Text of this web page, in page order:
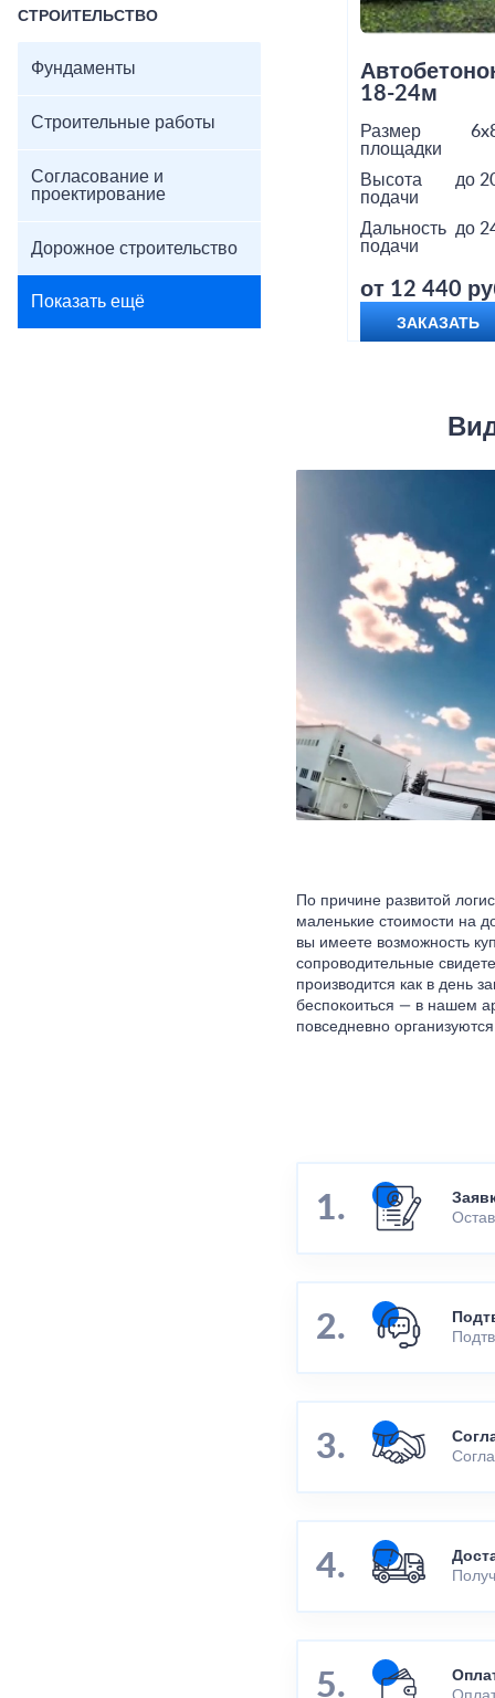
СТРОИТЕЛЬСТВО
Фундаменты
Строительные работы
Согласование и
проектирование
Дорожное строительство
Показать ещё
18-24м
Размер
площадки
Высота
подачи
до
Дальность
подачи
до
от 12 440
ЗАКАЗАТЬ
По причине развитой
маленькие стоимости на
вы имеете возможность
сопроводительные
производится как в день
беспокоиться — в нашем
повседневно